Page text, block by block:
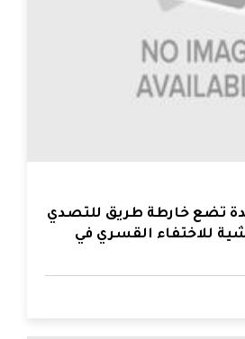
تضع خارطة طريق للتصدي
للاختفاء القسري في